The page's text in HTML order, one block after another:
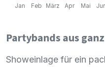
Jan Feb März Apr Mai
Partybands aus
Showeinlage für ein